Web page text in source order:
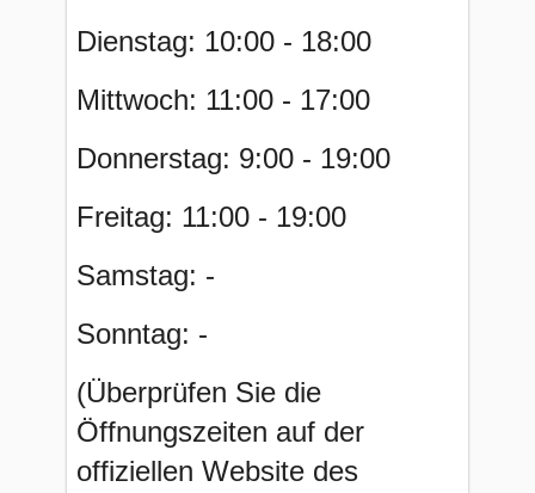
Dienstag: 10:00 - 18:00
Mittwoch: 11:00 - 17:00
Donnerstag: 9:00 - 19:00
Freitag: 11:00 - 19:00
Samstag: -
Sonntag: -
(Überprüfen Sie die
Öffnungszeiten auf der
offiziellen Website des